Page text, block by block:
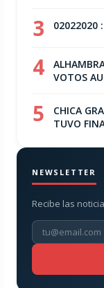
3 02022020
4
VOTOS
5
CHICA
TUVO
NEWSLETTER
Recibe las